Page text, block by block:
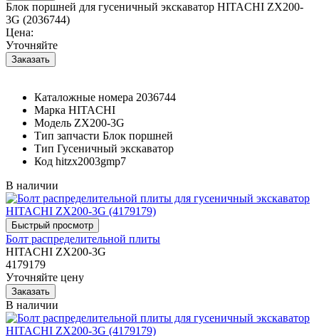
Блок поршней для гусеничный экскаватор HITACHI ZX200-
3G (2036744)
Цена:
Уточняйте
Каталожные номера 2036744
Марка HITACHI
Модель ZX200-3G
Тип запчасти Блок поршней
Тип Гусеничный экскаватор
Код hitzx2003gmp7
В наличии
Болт распределительной плиты
HITACHI ZX200-3G
4179179
Уточняйте цену
В наличии